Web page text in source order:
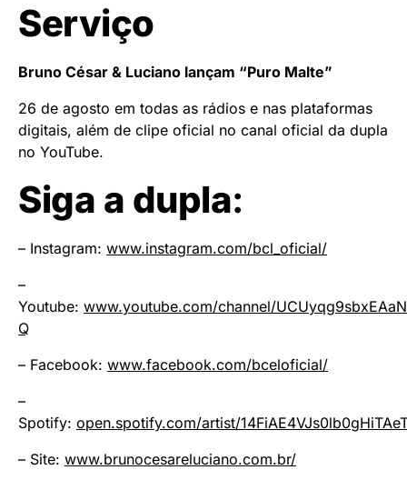
Serviço
Bruno César & Luciano lançam “Puro Malte”
26 de agosto em todas as rádios e nas plataformas
digitais, além de clipe oficial no canal oficial da dupla
no YouTube.
Siga a dupla:
– Instagram: www.instagram.com/bcl_oficial/
–
Youtube: www.youtube.com/channel/
Q
– Facebook: www.facebook.com/bceloficial/
–
Spotify: open.spotify.com/artist/
– Site: www.brunocesareluciano.com.br/